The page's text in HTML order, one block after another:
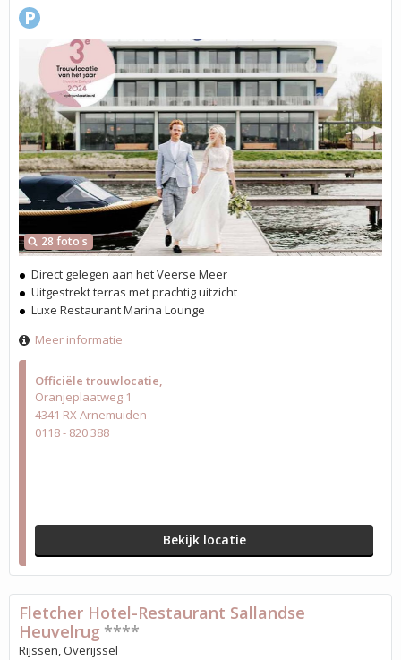
Officiële trouwlocatie
Oranjeplaatweg 1
4341 RX Arnemuiden
0118 - 820 388
Bekijk locatie
28 foto's
Direct gelegen aan het Veerse Meer
Uitgestrekt terras met prachtig uitzicht
Luxe Restaurant Marina Lounge
Meer informatie
Fletcher Hotel-Restaurant Sallandse
Heuvelrug ****
Rijssen, Overijssel